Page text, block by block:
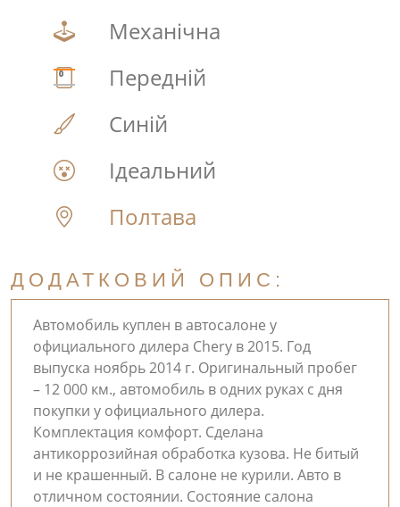
Механічна
Передній
Синій
Ідеальний
Полтава
ДОДАТКОВИЙ ОПИС:
Автомобиль куплен в автосалоне у
официального дилера Chery в 2015. Год
выпуска ноябрь 2014 г. Оригинальный пробег
– 12 000 км., автомобиль в одних руках с дня
покупки у официального дилера.
Комплектация комфорт. Сделана
антикоррозийная обработка кузова. Не битый
и не крашенный. В салоне не курили. Авто в
отличном состоянии. Состояние салона